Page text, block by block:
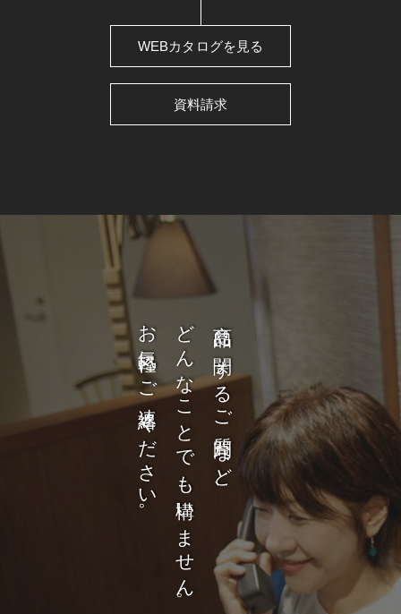
WEBカタログを見る
資料請求
商品に関するご質問など、
どんなことでも構いません。
お気軽にご連絡ください。